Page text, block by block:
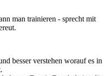
man trainieren - sprecht mit
besser verstehen worauf es in